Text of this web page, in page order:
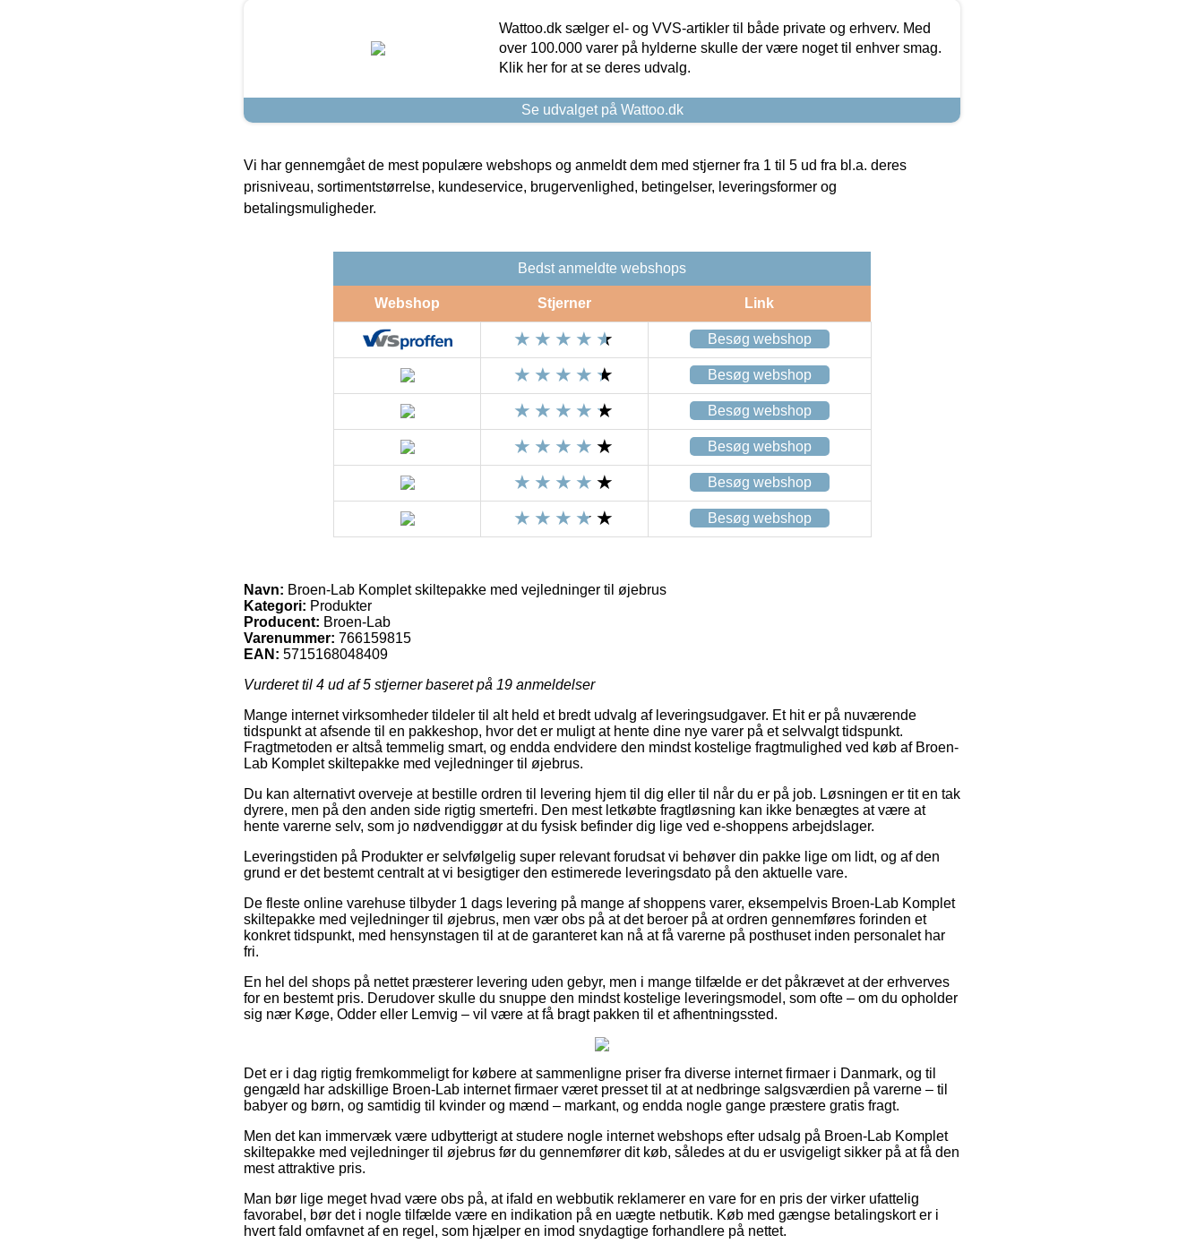
Wattoo.dk sælger el- og VVS-artikler til både private og erhverv. Med
over 100.000 varer på hylderne skulle der være noget til enhver smag.
Klik her for at se deres udvalg.
Se udvalget på Wattoo.dk
Vi har gennemgået de mest populære webshops og anmeldt dem med stjerner fra 1 til 5 ud fra bl.a. deres
prisniveau, sortimentstørrelse, kundeservice, brugervenlighed, betingelser, leveringsformer og
betalingsmuligheder.
Bedst anmeldte webshops
Webshop Stjerner Link
Besøg webshop
Besøg webshop
Besøg webshop
Besøg webshop
Besøg webshop
Besøg webshop
Navn: Broen-Lab Komplet skiltepakke med vejledninger til øjebrus
Kategori: Produkter
Producent: Broen-Lab
Varenummer: 766159815
EAN: 5715168048409
Vurderet til 4 ud af 5 stjerner baseret på 19 anmeldelser
Mange internet virksomheder tildeler til alt held et bredt udvalg af leveringsudgaver. Et hit er på nuværende
tidspunkt at afsende til en pakkeshop, hvor det er muligt at hente dine nye varer på et selvvalgt tidspunkt.
Fragtmetoden er altså temmelig smart, og endda endvidere den mindst kostelige fragtmulighed ved køb af Broen-
Lab Komplet skiltepakke med vejledninger til øjebrus.
Du kan alternativt overveje at bestille ordren til levering hjem til dig eller til når du er på job. Løsningen er tit en tak
dyrere, men på den anden side rigtig smertefri. Den mest letkøbte fragtløsning kan ikke benægtes at være at
hente varerne selv, som jo nødvendiggør at du fysisk befinder dig lige ved e-shoppens arbejdslager.
Leveringstiden på Produkter er selvfølgelig super relevant forudsat vi behøver din pakke lige om lidt, og af den
grund er det bestemt centralt at vi besigtiger den estimerede leveringsdato på den aktuelle vare.
De fleste online varehuse tilbyder 1 dags levering på mange af shoppens varer, eksempelvis Broen-Lab Komplet
skiltepakke med vejledninger til øjebrus, men vær obs på at det beroer på at ordren gennemføres forinden et
konkret tidspunkt, med hensynstagen til at de garanteret kan nå at få varerne på posthuset inden personalet har
fri.
En hel del shops på nettet præsterer levering uden gebyr, men i mange tilfælde er det påkrævet at der erhverves
for en bestemt pris. Derudover skulle du snuppe den mindst kostelige leveringsmodel, som ofte – om du opholder
sig nær Køge, Odder eller Lemvig – vil være at få bragt pakken til et afhentningssted.
Det er i dag rigtig fremkommeligt for købere at sammenligne priser fra diverse internet firmaer i Danmark, og til
gengæld har adskillige Broen-Lab internet firmaer været presset til at at nedbringe salgsværdien på varerne – til
babyer og børn, og samtidig til kvinder og mænd – markant, og endda nogle gange præstere gratis fragt.
Men det kan immervæk være udbytterigt at studere nogle internet webshops efter udsalg på Broen-Lab Komplet
skiltepakke med vejledninger til øjebrus før du gennemfører dit køb, således at du er usvigeligt sikker på at få den
mest attraktive pris.
Man bør lige meget hvad være obs på, at ifald en webbutik reklamerer en vare for en pris der virker ufattelig
favorabel, bør det i nogle tilfælde være en indikation på en uægte netbutik. Køb med gængse betalingskort er i
hvert fald omfavnet af en regel, som hjælper en imod snydagtige forhandlere på nettet.